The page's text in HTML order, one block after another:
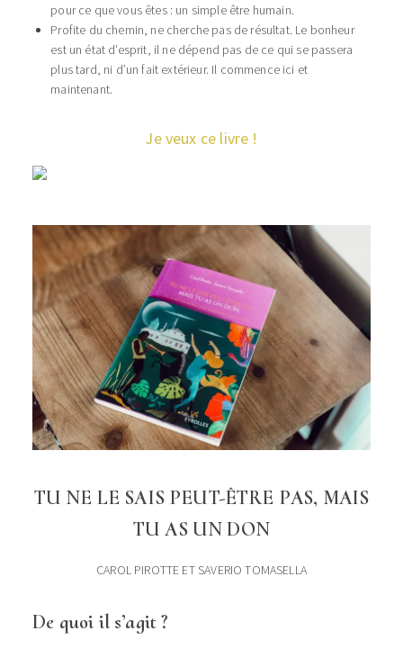
pour ce que vous êtes : un simple être humain.
Profite du chemin, ne cherche pas de résultat. Le bonheur
est un état d’esprit, il ne dépend pas de ce qui se passera
plus tard, ni d’un fait extérieur. Il commence ici et
maintenant.
Je veux ce livre !
TU NE LE SAIS PEUT-ÊTRE PAS, MAIS
TU AS UN DON
CAROL PIROTTE ET SAVERIO TOMASELLA
De quoi il s’agit ?